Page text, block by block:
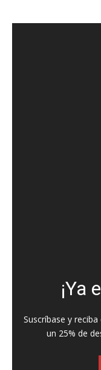
¡Ya
Suscríbase y
un 25% de